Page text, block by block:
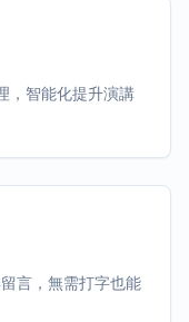
，智能化提升演講
言，無需打字也能